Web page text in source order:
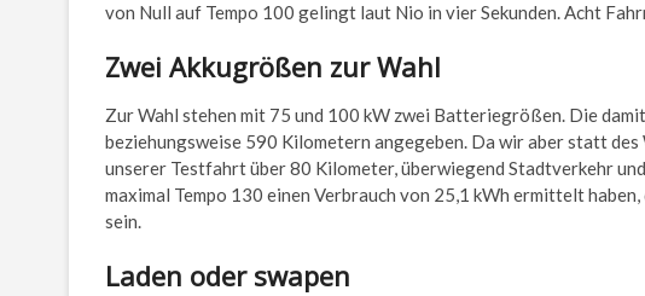
von Null auf Tempo 100 gelingt laut Nio in vier Sekunden. Acht
Zwei Akkugrößen zur Wahl
Zur Wahl stehen mit 75 und 100 kW zwei Batteriegrößen. Die
beziehungsweise 590 Kilometern angegeben. Da wir aber statt
unserer Testfahrt über 80 Kilometer, überwiegend Stadtverkehr
maximal Tempo 130 einen Verbrauch von 25,1 kWh ermittelt
sein.
Laden oder swapen